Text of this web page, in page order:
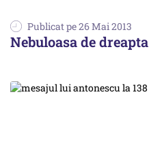
Publicat pe 26 Mai 2013
Nebuloasa de dreapta